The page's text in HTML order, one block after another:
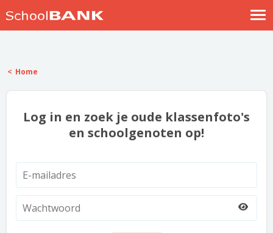
Help
Home
Log in en zoek je oude klassenfoto's
en schoolgenoten op!